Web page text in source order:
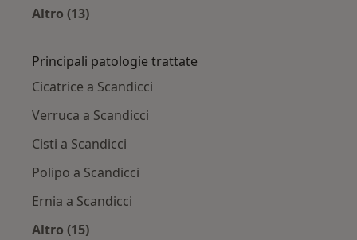
Altro (13)
Principali patologie trattate
Cicatrice a Scandicci
Verruca a Scandicci
Cisti a Scandicci
Polipo a Scandicci
Ernia a Scandicci
Altro (15)